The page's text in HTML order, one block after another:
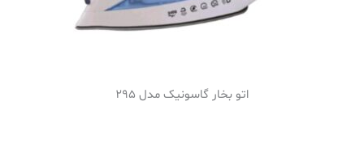
اتو بخار گاسونیک مدل 295